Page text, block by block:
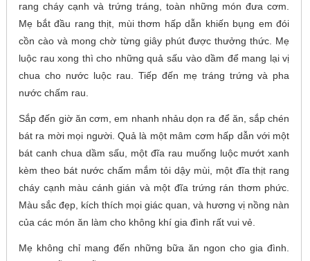
rang cháy cạnh và trứng tráng, toàn những món đưa cơm.
Mẹ bắt đầu rang thịt, mùi thơm hấp dẫn khiến bụng em đói
cồn cào và mong chờ từng giây phút được thưởng thức. Mẹ
luộc rau xong thì cho những quả sấu vào dầm để mang lại vị
chua cho nước luộc rau. Tiếp đến mẹ tráng trứng và pha
nước chấm rau.
Sắp đến giờ ăn cơm, em nhanh nhảu dọn ra để ăn, sắp chén
bát ra mời mọi người. Quả là một mâm cơm hấp dẫn với một
bát canh chua dầm sấu, một đĩa rau muống luộc mướt xanh
kèm theo bát nước chấm mắm tỏi dậy mùi, một đĩa thịt rang
cháy cạnh màu cánh gián và một đĩa trứng rán thơm phức.
Màu sắc đẹp, kích thích mọi giác quan, và hương vị nồng nàn
của các món ăn làm cho không khí gia đình rất vui vẻ.
Mẹ không chỉ mang đến những bữa ăn ngon cho gia đình.